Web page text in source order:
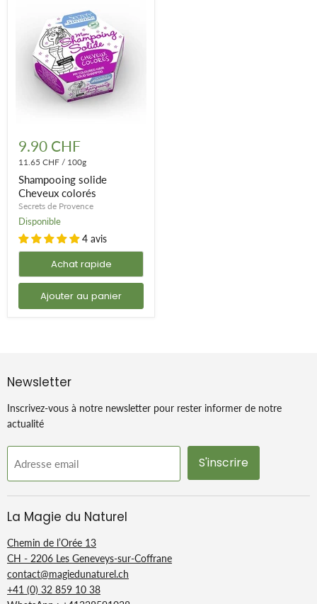
solide
Cheveux
colorés
9.90 CHF
11.65 CHF / 100g
Shampooing solide
Cheveux colorés
Secrets de Provence
Disponible
4 avis
Achat rapide
Ajouter au panier
Newsletter
Inscrivez-vous à notre newsletter pour rester informer de notre
actualité
Adresse email S'inscrire
La Magie du Naturel
Chemin de l’Orée 13
CH - 2206 Les Geneveys-sur-Coffrane
contact@magiedunaturel.ch
+41 (0) 32 859 10 38